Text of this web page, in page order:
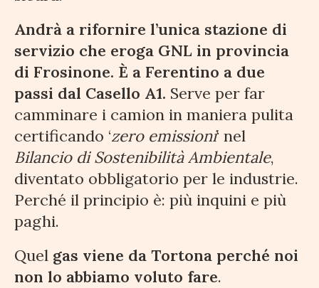
Andrà a rifornire l’unica stazione di
servizio che eroga GNL in provincia
di Frosinone. È a Ferentino a due
passi dal Casello A1. Serve per far
camminare i camion in maniera pulita
certificando ‘zero emissioni‘ nel
Bilancio di Sostenibilità Ambientale,
diventato obbligatorio per le industrie.
Perché il principio è: più inquini e più
paghi.
Quel gas viene da Tortona perché noi
non lo abbiamo voluto fare.